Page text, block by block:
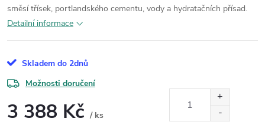
směsí třísek, portlandského cementu, vody a hydratačních přísad.
Detailní informace
Skladem do 2dnů
Možnosti doručení
3 388 Kč / ks